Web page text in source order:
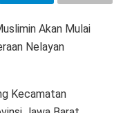
Akan Mulai
Nelayan
Kecamatan